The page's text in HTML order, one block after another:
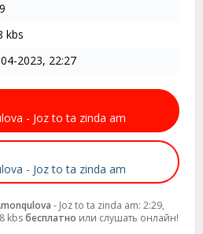
kbs
2023, 22:27
- Joz to ta zinda am
- Joz to ta zinda am
- Joz to ta zinda am: 2:29,
kbsбесплатно или слушать онлайн!